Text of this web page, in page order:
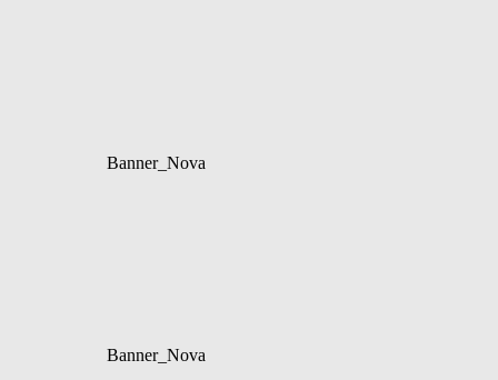
Banner_Nova
Banner_Nova